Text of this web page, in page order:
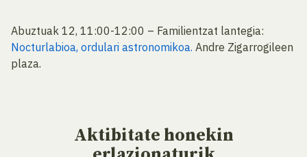
Abuztuak 12, 11:00-12:00 – Familientzat lantegia:
Nocturlabioa, ordulari astronomikoa. Andre Zigarrogileen
plaza.
Aktibitate honekin